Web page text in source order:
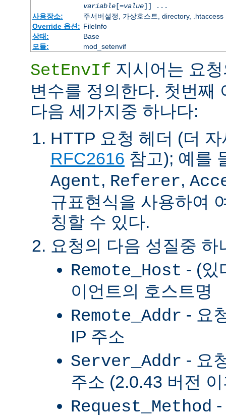
variable[=value]] ...
사용장소:
주서버설정, 가상호스트, directory, .htaccess
Override 옵션: FileInfo
상태:
Base
모듈:
mod_setenvif
SetEnvIf 지시어는 요
변수를 정의한다. 첫번째
다음 세가지중 하나다:
HTTP 요청 헤더 (더
RFC2616 참고); 예를
Agent, Referer,
규표현식을 사용하여
칭할 수 있다.
요청의 다음 성질중 하
Remote_Host - (있
이언트의 호스트명
Remote_Addr - 요
IP 주소
Server_Addr - 요
주소 (2.0.43 버전
Request_Method